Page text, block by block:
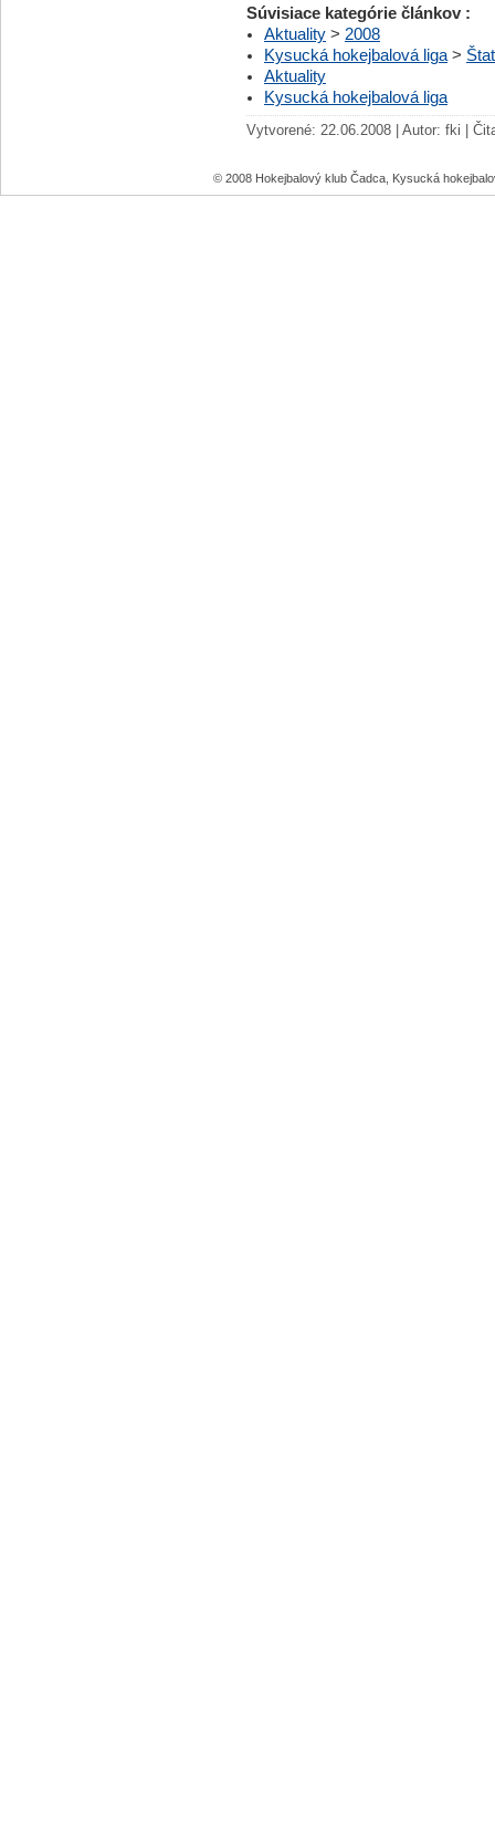
Súvisiace kategórie článkov :
Aktuality > 2008
Kysucká hokejbalová liga >
Aktuality
Kysucká hokejbalová liga
Vytvorené: 22.06.2008 | Autor: fki |
© 2008 Hokejbalový klub Čadca, Kysucká